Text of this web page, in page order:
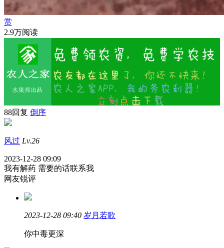
赏
2.9万阅读
88回复 倒序
风过 Lv.26
2023-12-28 09:09
我有解药 需要的话联系我
网友锐评
2023-12-28 09:40 岁月若歌
你中毒更深